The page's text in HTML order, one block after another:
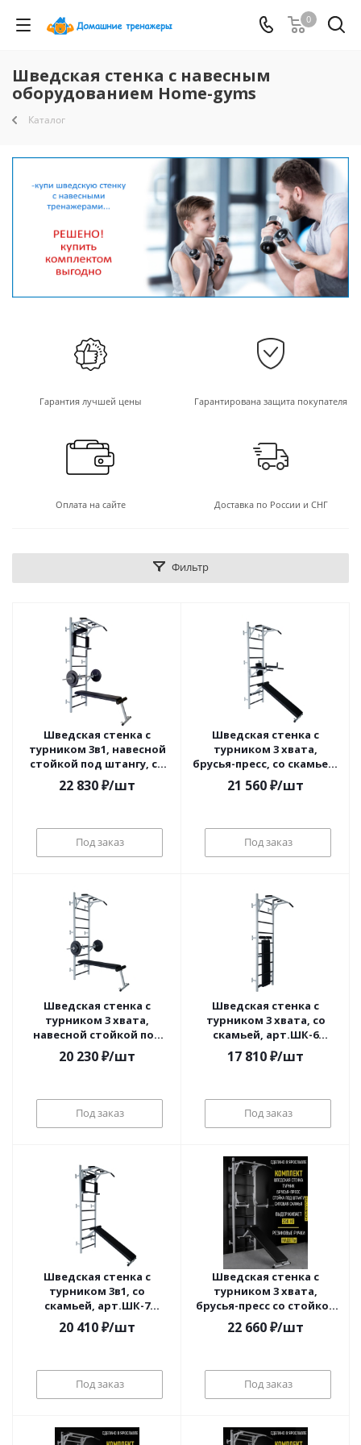
0
Шведская стенка с навесным
оборудованием Home-gyms
Каталог
Гарантия лучшей цены Гарантирована защита покупателя
Оплата на сайте Доставка по России и СНГ
Фильтр
Шведская стенка с
турником 3в1, навесной
стойкой под штангу, со
скамьей, арт.ШК-1
HOMEGYMS
22 830₽/шт
Под заказ
Шведская стенка с
турником 3 хвата,
брусья-пресс, со скамьей,
арт.ШК-2 HOMEGYMS
21 560₽/шт
Под заказ
Шведская стенка с
турником 3 хвата,
навесной стойкой под
штангу, со скамьей,
арт.ШК-3 HOMEGYMS
20 230₽/шт
Под заказ
Шведская стенка с
турником 3 хвата, со
скамьей, арт.ШК-6
HOMEGYMS
17 810₽/шт
Под заказ
Шведская стенка с
турником 3в1, со
скамьей, арт.ШК-7
HOMEGYMS
20 410₽/шт
Под заказ
Шведская стенка с
турником 3 хвата,
брусья-пресс со стойкой
под штангу, со скамьей,
арт.ШК-9 HOMEGYMS
22 660₽/шт
Под заказ